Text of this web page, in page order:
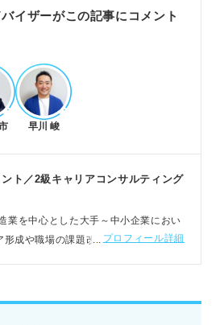
る目的もあると理解する。
を理解し、的外れな回答を避けよ
での伝え方
的なエピソードを伝える。
法と入社後の関わり方を説明す
人へ周囲を巻き込み対話で解決し
イザーがこの記事にコメント
早川 峻
ト／2級キャリアコンサルティング
業を中心とした大手～中小企業におい
形成や職場の課題改善を支援。若者自
プロフィール詳細